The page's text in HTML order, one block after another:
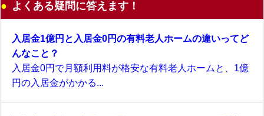
よくある疑問に答えます！
入居金1億円と入居金0円の有料老人ホームの違いってど
んなこと？
入居金0円で月額利用料が格安な有料老人ホームと、1億
円の入居金がかかる...